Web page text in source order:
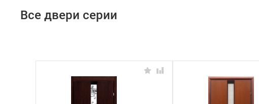
Все двери серии